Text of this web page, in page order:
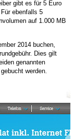
gibt es für 5 Euro
ebenfalls 5
auf 1.000 MB
2014 buchen,
Dies gilt
genannten
werden.